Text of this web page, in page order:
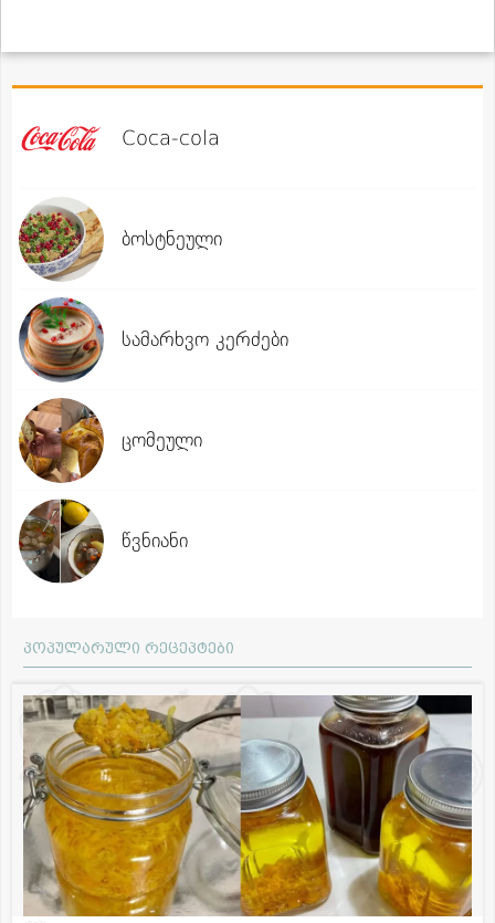
Coca-cola
ბოსტნეული
სამარხვო კერძები
ცომეული
წვნიანი
პოპულარული რეცეპტები